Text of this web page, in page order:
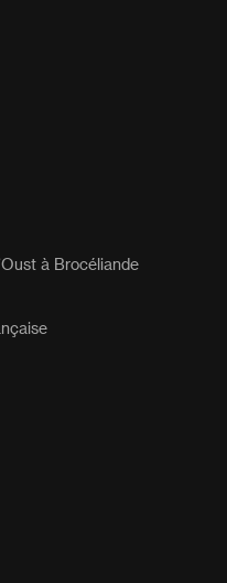
à Brocéliande